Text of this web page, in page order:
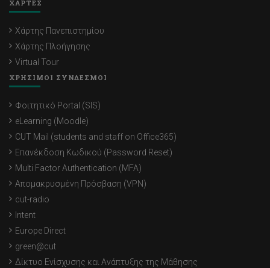
ΧΑΡΤΕΣ
Χάρτης Πανεπιστημίου
Χάρτης Πλοήγησης
Virtual Tour
ΧΡΗΣΙΜΟΙ ΣΥΝΔΕΣΜΟΙ
Φοιτητικό Portal (SIS)
eLearning (Moodle)
CUT Mail (students and staff on Office365)
Επανέκδοση Κωδικού (Password Reset)
Multi Factor Authentication (MFA)
Απομακρυσμένη Πρόσβαση (VPN)
cut-radio
Intent
Europe Direct
green@cut
Δίκτυο Ενίσχυσης και Ανάπτυξης της Μάθησης